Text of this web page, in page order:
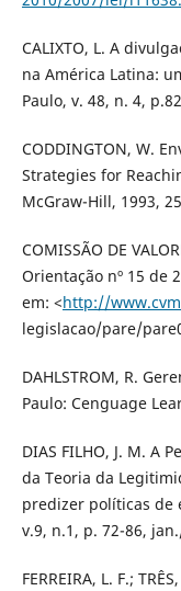
CALIXTO, L. A
na América Latina:
Paulo, v. 48, n. 4,
CODDINGTON, W.
Strategies for
McGraw-Hill, 1993,
COMISSÃO DE
Orientação nº 15 de
em: <http://
legislacao/pare/
DAHLSTROM, R.
Paulo: Cenguage
DIAS FILHO, J. M. A
da Teoria da
predizer políticas de
v.9, n.1, p. 72-86,
FERREIRA, L. F.;